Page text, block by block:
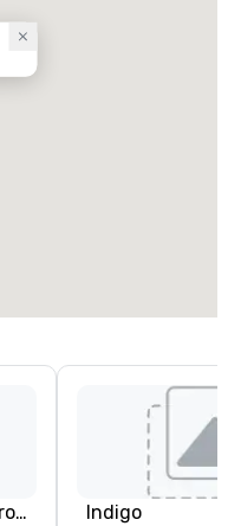
Lollipop Signs by Moving Products Indigo